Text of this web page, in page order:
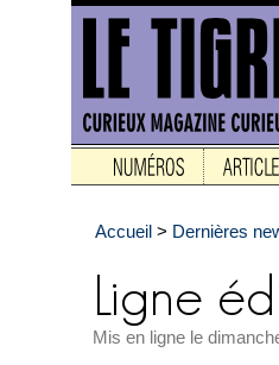
Accueil > Dernières
Mis en ligne le